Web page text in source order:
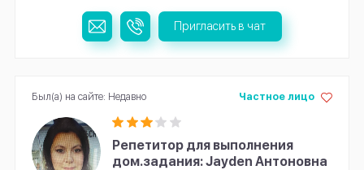
Пригласить в чат
Репетитор для выполнения
дом.задания: Jayden Антоновна
Частное лицо
Был(а) на сайте: Недавно